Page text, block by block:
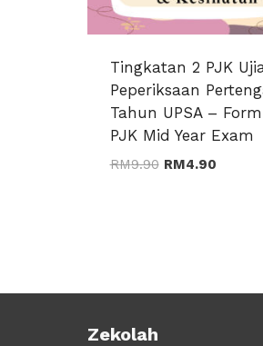
Tingkatan 2 PJK
Peperiksaan
Tahun UPSA –
PJK Mid Year Exam
RM9.90 Original
RM4.90Current
Zekolah